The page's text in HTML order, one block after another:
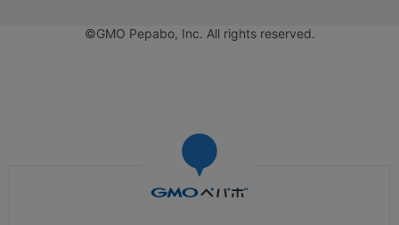
©GMO Pepabo, Inc. All rights reserved.